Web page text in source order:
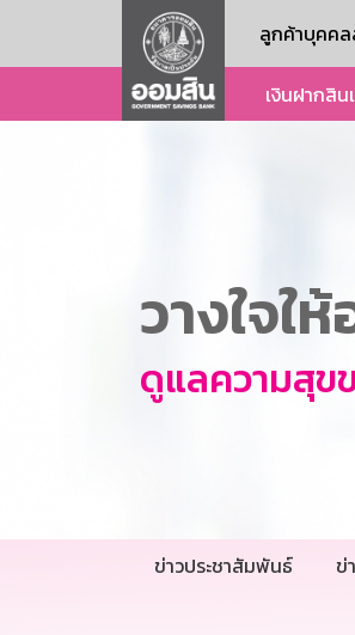
ลูกค้าบุคคล
เงินฝากสิน
วางใจใ
ดูแลความสุ
ข่าวประชาสัมพันธ์ ข่